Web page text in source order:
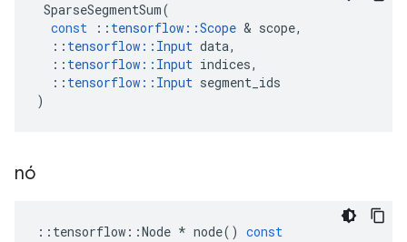
SparseSegmentSum(
const
:: tensorflow ::Scope & scope,
:: tensorflow :: Input data,
:: tensorflow :: Input indices,
:: tensorflow :: Input segment_ids
)
nó
:: tensorflow ::Node * node() const